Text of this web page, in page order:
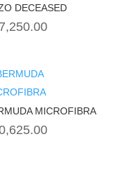
DECEASED
MICROFIBRA